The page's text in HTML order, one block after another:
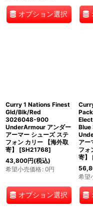
オプション選択
Curry 1 Nations Finest
Gld/Blk/Red
3026048-900
UnderArmour アンダー
アーマー シューズ ステ
フォン カリー 【海外取
寄】
[SH21768]
43,800円(税込)
希望小売価格: 0円
オプション選択
アー
フォ
寄】
希望